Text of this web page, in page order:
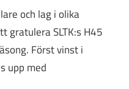
och lag i olika
gratulera SLTK:s H45
Först vinst i
upp med